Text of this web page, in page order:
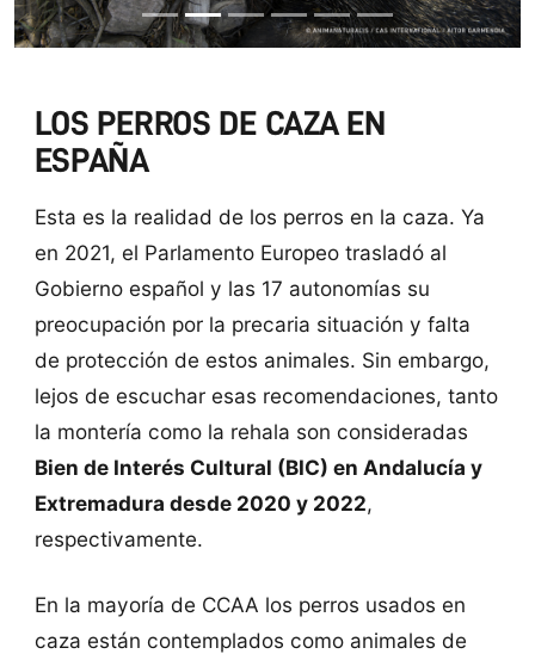
LOS PERROS DE CAZA EN
ESPAÑA
Esta es la realidad de los perros en la caza. Ya
en 2021, el Parlamento Europeo trasladó al
Gobierno español y las 17 autonomías su
preocupación por la precaria situación y falta
de protección de estos animales. Sin embargo,
lejos de escuchar esas recomendaciones, tanto
la montería como la rehala son consideradas
Bien de Interés Cultural (BIC) en Andalucía y
Extremadura desde 2020 y 2022,
respectivamente.
En la mayoría de CCAA los perros usados en
caza están contemplados como animales de